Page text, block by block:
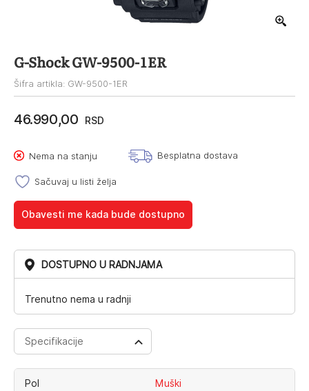
G-Shock GW-9500-1ER
Šifra artikla: GW-9500-1ER
46.990,00 RSD
Nema na stanju Besplatna dostava
Sačuvaj u listi želja
Obavesti me kada bude dostupno
DOSTUPNO U RADNJAMA
Trenutno nema u radnji
Specifikacije
Pol Muški